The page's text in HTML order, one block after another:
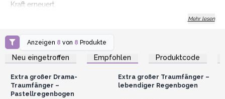
Kraft erneuert.
Hören Sie auf zu träumen und kaufen Sie noch heuteMehr lesen
Anzeigen 8 von 8 Produkte
Neu eingetroffen Empfohlen Produktcode
Anmelden oder
Registrieren für
Großhandelspreise
Extra großer Drama-
Traumfänger –
Pastellregenbogen
Registrieren für
Großhandelspreise
Extra großer Traumfänger –
lebendiger Regenbogen